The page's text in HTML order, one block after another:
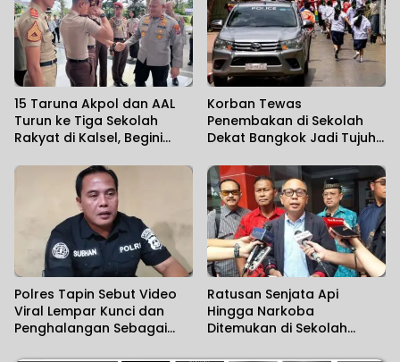
15 Taruna Akpol dan AAL
Turun ke Tiga Sekolah
Rakyat di Kalsel, Begini
Korban Tewas
Penembakan di Sekolah
Dekat Bangkok Jadi Tujuh
Polres Tapin Sebut Video
Viral Lempar Kunci dan
Penghalangan Sebagai
Ratusan Senjata Api
Hingga Narkoba
Ditemukan di Sekolah